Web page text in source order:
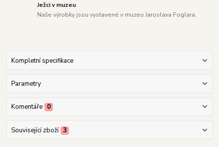
Ježci v muzeu
Naše výrobky jsou vystavené v muzeu Jaroslava Foglara.
Kompletní specifikace
Parametry
Komentáře 0
Související zboží 3